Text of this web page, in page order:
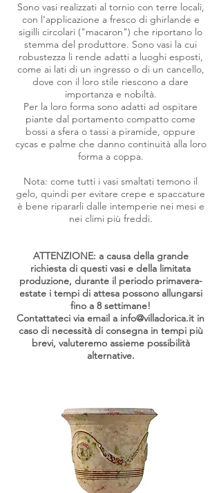
Sono vasi realizzati al tornio con terre locali,
con l'applicazione a fresco di ghirlande e
sigilli circolari ("macaron") che riportano lo
stemma del produttore. Sono vasi la cui
robustezza li rende adatti a luoghi esposti,
come ai lati di un ingresso o di un cancello,
dove con il loro stile riescono a dare
importanza e nobiltà.
Per la loro forma sono adatti ad ospitare
piante dal portamento compatto come
bossi a sfera o tassi a piramide, oppure
cycas e palme che danno continuità alla loro
forma a coppa.
Nota: come tutti i vasi smaltati temono il
gelo, quindi per evitare crepe e spaccature
è bene ripararli dalle intemperie nei mesi e
nei climi più freddi.
ATTENZIONE: a causa della grande
richiesta di questi vasi e della limitata
produzione, durante il periodo primavera-
estate i tempi di attesa possono allungarsi
fino a 8 settimane!
Contattateci via email a info@villadorica.it in
caso di necessità di consegna in tempi più
brevi, valuteremo assieme possibilità
alternative.